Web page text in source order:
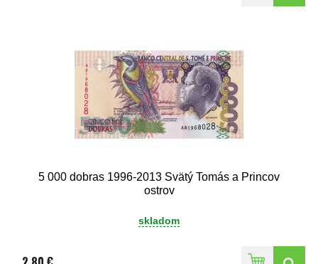
5 000 dobras 1996-2013 Svätý Tomás a Princov
ostrov
skladom